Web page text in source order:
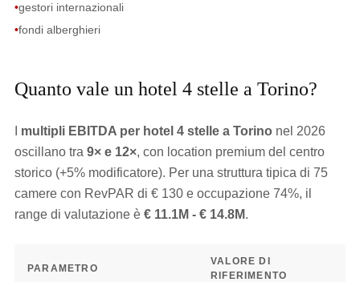
•gestori internazionali
•fondi alberghieri
Quanto vale un hotel 4 stelle a Torino?
multipli EBITDA per hotel 4 stelle a Torino nel 2026
oscillano tra 9× e 12×, con location premium del centro
storico (+5% modificatore). Per una struttura tipica di 75
camere con RevPAR di € 130 e occupazione 74%, il
range di valutazione è € 11.1M - € 14.8M.
PARAMETRO
VALORE DI
RIFERIMENTO